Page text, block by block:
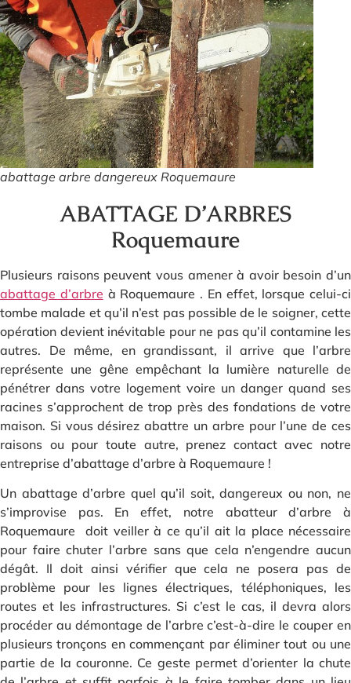
abattage arbre dangereux Roquemaure
ABATTAGE D’ARBRES
Roquemaure
Plusieurs raisons peuvent vous amener à avoir besoin d’un
abattage d’arbre à Roquemaure . En effet, lorsque celui-ci
tombe malade et qu’il n’est pas possible de le soigner, cette
opération devient inévitable pour ne pas qu’il contamine les
autres. De même, en grandissant, il arrive que l’arbre
représente une gêne empêchant la lumière naturelle de
pénétrer dans votre logement voire un danger quand ses
racines s’approchent de trop près des fondations de votre
maison. Si vous désirez abattre un arbre pour l’une de ces
raisons ou pour toute autre, prenez contact avec notre
entreprise d’abattage d’arbre à Roquemaure !
Un abattage d’arbre quel qu’il soit, dangereux ou non, ne
s’improvise pas. En effet, notre abatteur d’arbre à
Roquemaure doit veiller à ce qu’il ait la place nécessaire
pour faire chuter l’arbre sans que cela n’engendre aucun
dégât. Il doit ainsi vérifier que cela ne posera pas de
problème pour les lignes électriques, téléphoniques, les
routes et les infrastructures. Si c’est le cas, il devra alors
procéder au démontage de l’arbre c’est-à-dire le couper en
plusieurs tronçons en commençant par éliminer tout ou une
partie de la couronne. Ce geste permet d’orienter la chute